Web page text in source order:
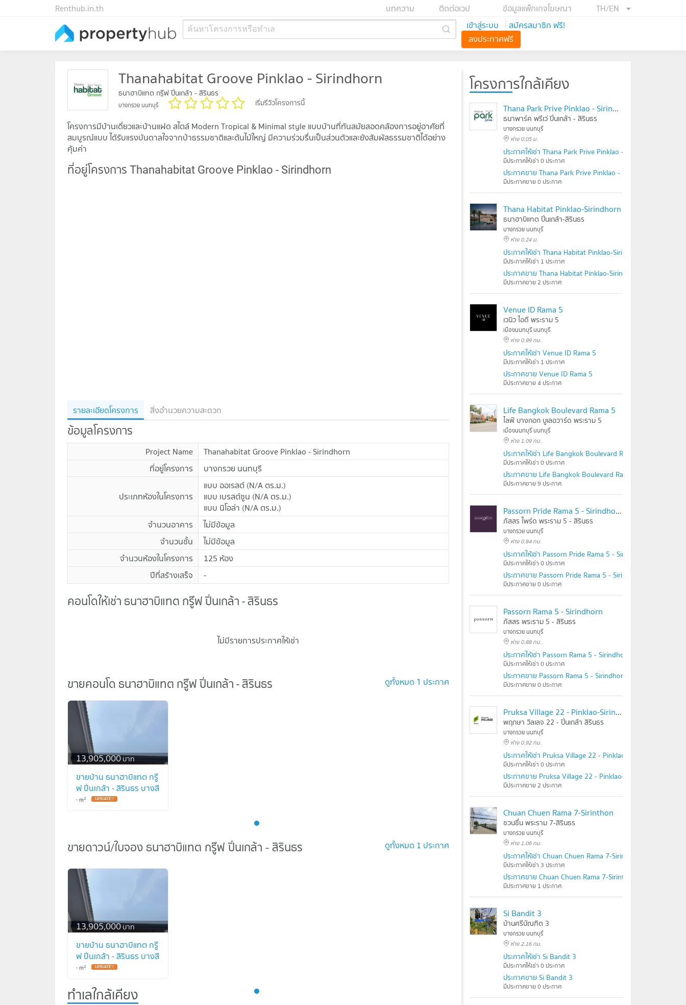
TH/EN
ข้อมูลแพ็กเกจโฆษณา
ติดต่อเวป
บทความ
Renthub.in.th
ค้นหาโครงการหรือทำเล เข้าสู่ระบบ
สมัครสมาชิก ฟรี!
ลงประกาศฟรี
Thanahabitat Groove Pinklao - Sirindhorn
ธนาฮาบิแทต กรู๊ฟ ปิ่นเกล้า - สิรินธร
บางกรวย นนทบุรี เริ่มรีวิวโครงการนี้
โครงการมีบ้านเดี่ยวและบ้านแฝด สไตล์ Modern Tropical & Minimal style แบบบ้านที่ทันสมัยสอดคล้องการอยู่อาศัยที่
สมบูรณ์แบบ ได้รับแรงบันดาลใจจากป่าธรรมชาติและต้นไม้ใหญ่ มีความร่วมรื่นเป็นส่วนตัวและยังสัมผัสธรรมชาติได้อย่าง
คุ้มค่า
ที่อยู่โครงการ Thanahabitat Groove Pinklao - Sirindhorn
รายละเอียดโครงการ สิ่งอำนวยความสะดวก
ข้อมูลโครงการ
Project Name
Thanahabitat Groove Pinklao - Sirindhorn
ที่อยู่โครงการ
บางกรวย นนทบุรี
ประเภทห้องในโครงการ
แบบ ออเรสต์(N/Aตร.ม.)
แบบ เบรสต์ซูน (N/Aตร.ม.)
แบบ นิโอล่า (N/Aตร.ม.)
จำนวนอาคาร
ไม่มีข้อมูล
จำนวนชั้น
ไม่มีข้อมูล
จำนวนห้องในโครงการ
125 ห้อง
ปีที่สร้างเสร็จ
-
คอนโดให้เช่า ธนาฮาบิแทต กรู๊ฟ ปิ่นเกล้า - สิรินธร
ไม่มีรายการประกาศให้เช่า
ขายคอนโด ธนาฮาบิแทต กรู๊ฟ ปิ่นเกล้า - สิรินธร ดูทั้งหมด 1 ประกาศ
ขายคอนโด ธนาฮาบิแทต กรู๊ฟ ปิ่นเกล้า - สิรินธร
13,905,000บาท
ขายบ้าน ธนาฮาบิแทต กรู๊
ฟ ปิ่นเกล้า - สิรินธร บางสี
ทอง บางกรวย นนทบุรี
-m2
ขายดาวน์/ใบจอง ธนาฮาบิแทต กรู๊ฟ ปิ่นเกล้า - สิรินธร ดูทั้งหมด 1 ประกาศ
13,905,000บาท
ขายบ้าน ธนาฮาบิแทต กรู๊
ฟ ปิ่นเกล้า - สิรินธร บางสี
ทอง บางกรวย นนทบุรี
@connexproperty ตอบ
ทันที ทีมงานมืออาชีพ ✅
-m2
ทำเลใกล้เคียง
โครงการใกล้เคียง
Thana Park Prive Pinklao - Sirindhorn
ธนาพาร์ค พรีเว่ ปิ่นเกล้า - สิรินธร
บางกรวย นนทบุรี
ห่าง 0.05 ม.
ประกาศให้เช่า Thana Park Prive Pinklao - Sirindhorn
มีประกาศให้เช่า 0 ประกาศ
ประกาศขาย Thana Park Prive Pinklao - Sirindhorn
มีประกาศขาย 0 ประกาศ
Thana Habitat Pinklao-Sirindhorn
ธนาฮาบิแทต ปิ่นเกล้า-สิรินธร
บางกรวย นนทบุรี
ห่าง 0.24 ม.
ประกาศให้เช่า Thana Habitat Pinklao-Sirindhorn
มีประกาศให้เช่า 1 ประกาศ
ประกาศขาย Thana Habitat Pinklao-Sirindhorn
มีประกาศขาย 2 ประกาศ
Venue ID Rama 5
เวนิว ไอดี พระราม 5
เมืองนนทบุรี นนทบุรี
ห่าง 0.99 กม.
ประกาศให้เช่า Venue ID Rama 5
มีประกาศให้เช่า 1 ประกาศ
ประกาศขาย Venue ID Rama 5
มีประกาศขาย 4 ประกาศ
Life Bangkok Boulevard Rama 5
ไลฟ์ บางกอก บูเลอวาร์ด พระราม 5
เมืองนนทบุรี นนทบุรี
ห่าง 1.09 กม.
ประกาศให้เช่า Life Bangkok Boulevard Rama 5
มีประกาศให้เช่า 0 ประกาศ
ประกาศขาย Life Bangkok Boulevard Rama 5
มีประกาศขาย 9 ประกาศ
Passorn Pride Rama 5 - Sirindhorn
ภัสสร ไพร์ด พระราม 5 - สิรินธร
บางกรวย นนทบุรี
ห่าง 0.84 กม.
ประกาศให้เช่า Passorn Pride Rama 5 - Sirindhorn
มีประกาศให้เช่า 0 ประกาศ
ประกาศขาย Passorn Pride Rama 5 - Sirindhorn
มีประกาศขาย 0 ประกาศ
Passorn Rama 5 - Sirindhorn
ภัสสร พระราม 5 - สิรินธร
บางกรวย นนทบุรี
ห่าง 0.88 กม.
ประกาศให้เช่า Passorn Rama 5 - Sirindhorn
มีประกาศให้เช่า 0 ประกาศ
ประกาศขาย Passorn Rama 5 - Sirindhorn
มีประกาศขาย 0 ประกาศ
Pruksa Village 22 - Pinklao-Sirindhorn
พฤกษา วิลเลจ 22 - ปิ่นเกล้า สิรินธร
บางกรวย นนทบุรี
ห่าง 0.92 กม.
ประกาศให้เช่า Pruksa Village 22 - Pinklao-Sirindhorn
มีประกาศให้เช่า 0 ประกาศ
ประกาศขาย Pruksa Village 22 - Pinklao-Sirindhorn
มีประกาศขาย 2 ประกาศ
Chuan Chuen Rama 7-Sirinthon
ชวนชื่น พระราม 7-สิรินธร
บางกรวย นนทบุรี
ห่าง 1.06 กม.
ประกาศให้เช่า Chuan Chuen Rama 7-Sirinthon
มีประกาศให้เช่า 3 ประกาศ
ประกาศขาย Chuan Chuen Rama 7-Sirinthon
มีประกาศขาย 1 ประกาศ
Si Bandit 3
บ้านศรีบัณฑิต 3
บางกรวย นนทบุรี
ห่าง 2.16 กม.
ประกาศให้เช่า Si Bandit 3
มีประกาศให้เช่า 0 ประกาศ
ประกาศขาย Si Bandit 3
มีประกาศขาย 0 ประกาศ